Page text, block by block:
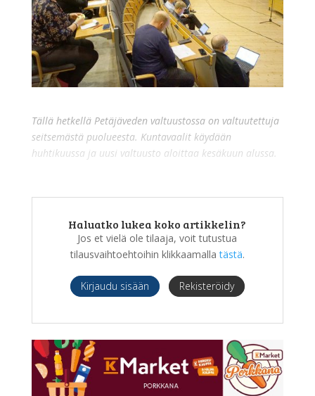
Tällä hetkellä Petäjäveden valtuustossa on valtuutettuja
seitsemästä puolueesta. Kuntavaalit käydään
huhtikuussa ja uusi valtuusto aloittaa kesäkuun alussa.
Haluatko lukea koko artikkelin?
Jos et vielä ole tilaaja, voit tutustua
tilausvaihtoehtoihin klikkaamallatästä.
Kirjaudu sisään Rekisteröidy